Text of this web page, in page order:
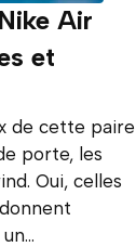
Air
et
de cette paire
porte, les
Oui, celles